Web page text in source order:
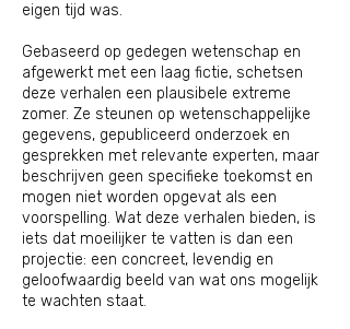
eigen tijd was.
Gebaseerd op gedegen wetenschap en
afgewerkt met een laag fictie, schetsen
deze verhalen een plausibele extreme
zomer. Ze steunen op wetenschappelijke
gegevens, gepubliceerd onderzoek en
gesprekken met relevante experten, maar
beschrijven geen specifieke toekomst en
mogen niet worden opgevat als een
voorspelling. Wat deze verhalen bieden, is
iets dat moeilijker te vatten is dan een
projectie: een concreet, levendig en
geloofwaardig beeld van wat ons mogelijk
te wachten staat.